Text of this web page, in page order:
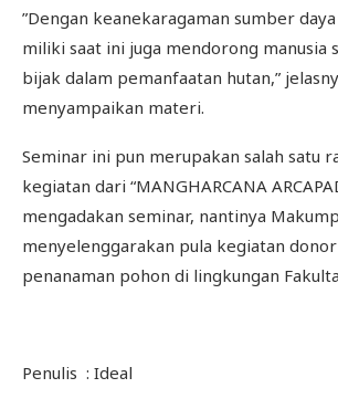
”Dengan keanekaragaman sumber
miliki saat ini juga mendorong manusia
bijak dalam pemanfaatan hutan,”
menyampaikan materi.
Seminar ini pun merupakan salah satu
kegiatan dari “MANGHARCANA
mengadakan seminar, nantinya
menyelenggarakan pula kegiatan
penanaman pohon di lingkungan
Penulis : Ideal